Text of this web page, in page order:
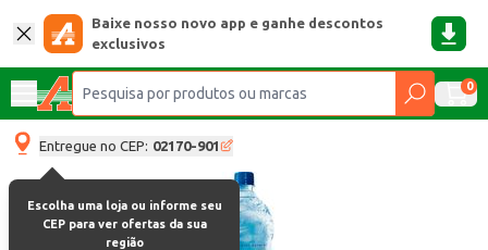
Baixe nosso novo app e ganhe descontos
exclusivos
0
Entregue no CEP: 02170-901
Escolha uma loja ou informe seu
CEP para ver ofertas da sua
região